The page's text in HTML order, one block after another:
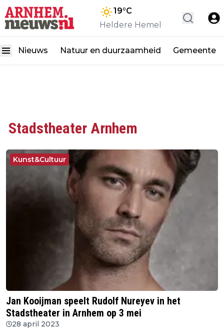
19°C
Heldere Hemel
Nieuws Natuur en duurzaamheid Gemeente
Stadstheater Arnhem
Kunst&Cultuur
Jan Kooijman speelt Rudolf Nureyev in het
Stadstheater in Arnhem op 3 mei
28 april 2023